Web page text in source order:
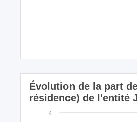
Évolution de la part
résidence) de l'entité
4